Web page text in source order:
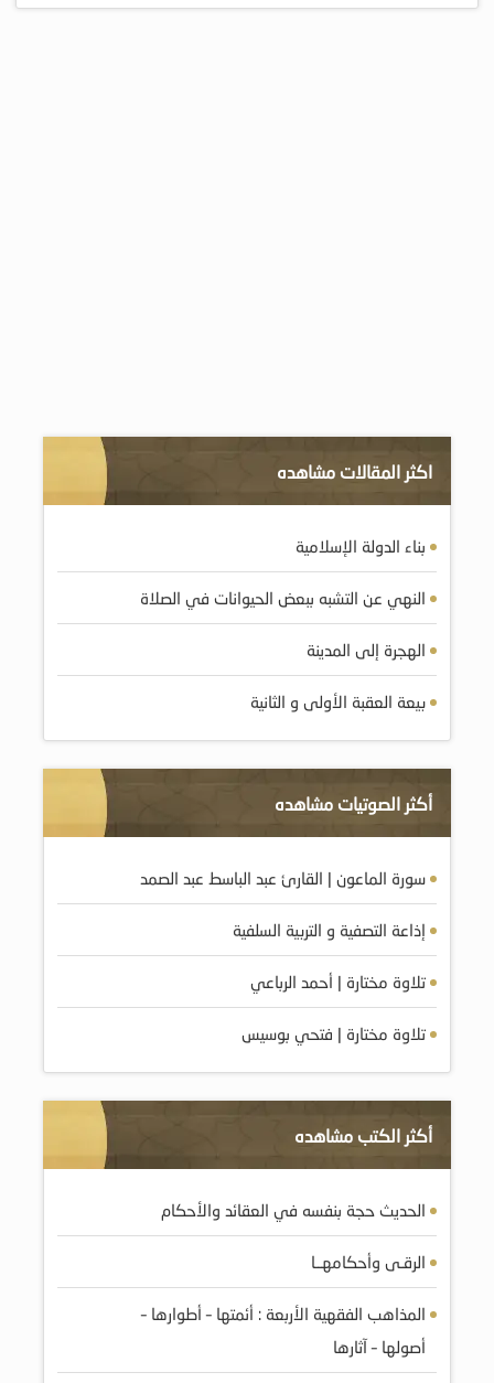
اكثر المقالات مشاهده
بناء الدولة الإسلامية
النهي عن التشبه ببعض الحيوانات في الصلاة
الهجرة إلى المدينة
بيعة العقبة الأولى و الثانية
أكثر الصوتيات مشاهده
سورة الماعون | القارئ عبد الباسط عبد الصمد
إذاعة التصفية و التربية السلفية
تلاوة مختارة | أحمد الرباعي
تلاوة مختارة | فتحي بوسيس
أكثر الكتب مشاهده
الحديث حجة بنفسه في العقائد والأحكام
الرقـى وأحكامهــا
المذاهب الفقهية الأربعة : أئمتها – أطوارها –
أصولها – آثارها